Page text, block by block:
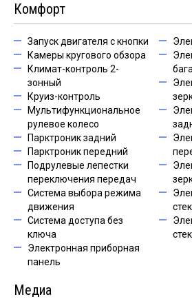
Комфорт
Запуск двигателя с кнопки
Камеры кругового обзора
Климат-контроль 2-
зонный
Круиз-контроль
Мультифункциональное
рулевое колесо
Парктроник задний
Парктроник передний
Подрулевые лепестки
переключения передач
Система выбора режима
движения
Система доступа без
ключа
Электронная приборная
панель
Медиа